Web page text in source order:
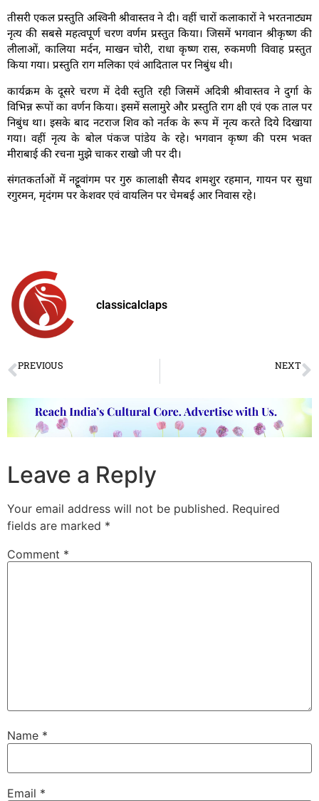
तीसरी एकल प्रस्तुति अश्विनी श्रीवास्तव ने दी। वहीं चारों कलाकारों ने भरतनाट्यम
नृत्य की सबसे महत्वपूर्ण चरण वर्णम प्रस्तुत किया। जिसमें भगवान श्रीकृष्ण की
लीलाओं, कालिया मर्दन, माखन चोरी, राधा कृष्ण रास, रुकमणी विवाह प्रस्तुत
किया गया। प्रस्तुति राग मलिका एवं आदिताल पर निबुंध थी।
कार्यक्रम के दूसरे चरण में देवी स्तुति रही जिसमें अदित्री श्रीवास्तव ने दुर्गा के
विभिन्न रूपों का वर्णन किया। इसमें सलामुरे और प्रस्तुति राग क्षी एवं एक ताल पर
निबुंध था। इसके बाद नटराज शिव को नर्तक के रूप में नृत्य करते दिये दिखाया
गया। वहीं नृत्य के बोल पंकज पांडेय के रहे। भगवान कृष्ण की परम भक्त
मीराबाई की रचना मुझे चाकर राखो जी पर दी।
संगतकर्ताओं में नट्टूवांगम पर गुरु कालाक्षी सैयद शमशुर रहमान, गायन पर सुधा
रगुरमन, मृदंगम पर केशवर एवं वायलिन पर चेमबई आर निवास रहे।
classicalclaps
PREVIOUS NEXT
Leave a Reply
Your email address will not be published. Required
fields are marked *
Comment *
Name *
Email *